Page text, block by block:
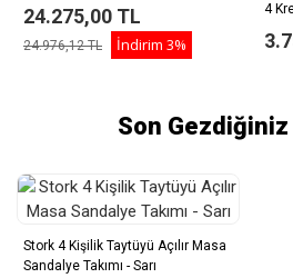
24.275,00 TL
24.976,12 TL İndirim 3%
4
Son
Stork 4 Kişilik Taytüyü Açılır Masa
Sandalye Takımı - Sarı